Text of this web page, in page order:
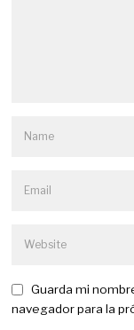
Guarda mi
navegador para la